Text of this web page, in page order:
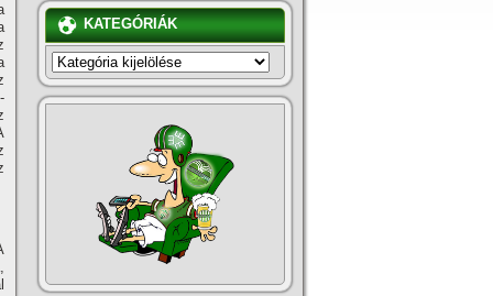
KATEGÓRIÁK
KATEGÓRIÁK